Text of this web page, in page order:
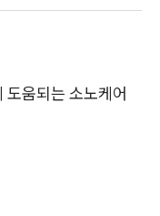
도움되는 소노케어